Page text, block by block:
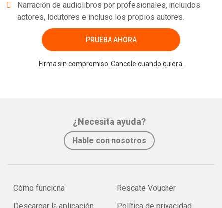
Narración de audiolibros por profesionales, incluidos
actores, locutores e incluso los propios autores.
PRUEBA AHORA
Firma sin compromiso. Cancele cuando quiera.
¿Necesita ayuda?
Hable con nosotros
Cómo funciona
Descargar la aplicación
Rescate Voucher
Política de privacidad